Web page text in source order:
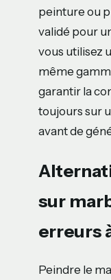
peinture ou
validé pour
vous utilisez
même
garantir la
toujours sur
avant de
sur
erreurs
Peindre le